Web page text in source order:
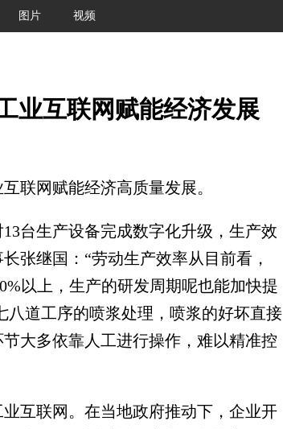
图片 视频
业互联网赋能经济发展
网赋能经济高质量发展。
台生产设备完成数字化升级，生产效
张继国：“劳动生产效率从目前看，
以上，生产的研发周期呢也能加快提
八道工序的喷浆处理，喷浆的好坏直接
大多依靠人工进行操作，难以精准控
联网。在当地政府推动下，企业开